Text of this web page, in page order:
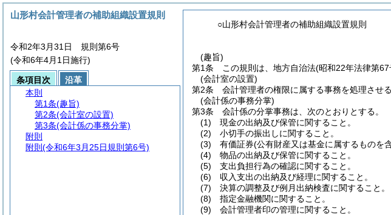
○山形村会計管理者の補助組織設置規則
(趣旨)
第1条
この規則は、地方自治法(昭和22年法律第67
(会計室の設置)
第2条
会計管理者の権限に属する事務を処理させ
(会計係の事務分掌)
第3条
会計係の分掌事務は、次のとおりとする。
(1)
現金の出納及び保管に関すること。
(2)
小切手の振出しに関すること。
(3)
有価証券(公有財産又は基金に属するものを
(4)
物品の出納及び保管に関すること。
(5)
支出負担行為の確認に関すること。
(6)
収入支出の出納及び経理に関すること。
(7)
決算の調整及び例月出納検査に関すること。
(8)
指定金融機関に関すること。
(9)
会計管理者印の管理に関すること。
山形村会計管理者の補助組織設置規則
令和2年3月31日 規則第6号
(令和6年4月1日施行)
条項目次
沿革
本則
第1条(趣旨)
第2条(会計室の設置)
第3条(会計係の事務分掌)
附則
附則 (令和6年3月25日規則第6号)